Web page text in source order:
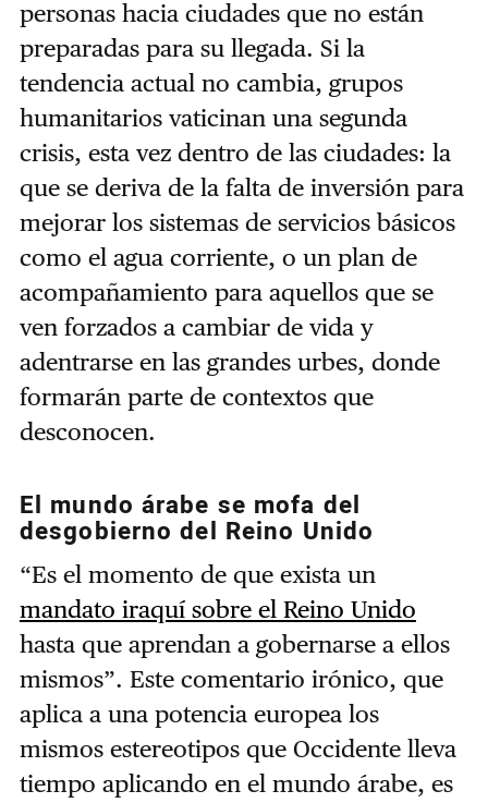
personas hacia ciudades que no están
preparadas para su llegada. Si la
tendencia actual no cambia, grupos
humanitarios vaticinan una segunda
crisis, esta vez dentro de las ciudades: la
que se deriva de la falta de inversión para
mejorar los sistemas de servicios básicos
como el agua corriente, o un plan de
acompañamiento para aquellos que se
ven forzados a cambiar de vida y
adentrarse en las grandes urbes, donde
formarán parte de contextos que
desconocen.
El mundo árabe se mofa del
desgobierno del Reino Unido
“Es el momento de que exista un
mandato iraquí sobre el Reino Unido
hasta que aprendan a gobernarse a ellos
mismos”. Este comentario irónico, que
aplica a una potencia europea los
mismos estereotipos que Occidente lleva
tiempo aplicando en el mundo árabe, es